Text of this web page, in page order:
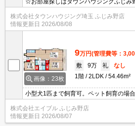
☆お部屋探しはタウンハウジングふじみ
株式会社タウンハウジング埼玉 ふじみ野店
情報更新日 2026/08/08
画像：23枚
9万円(管理費等：
敷
9万 礼
なし
1階
2LDK 54.46m²
小型犬1匹まで飼育可。ペット飼育の場
ンクリート造。経済的な都市ガス使用。
浄便座付き。角部屋。
株式会社エイブル ふじみ野店
情報更新日 2026/08/07